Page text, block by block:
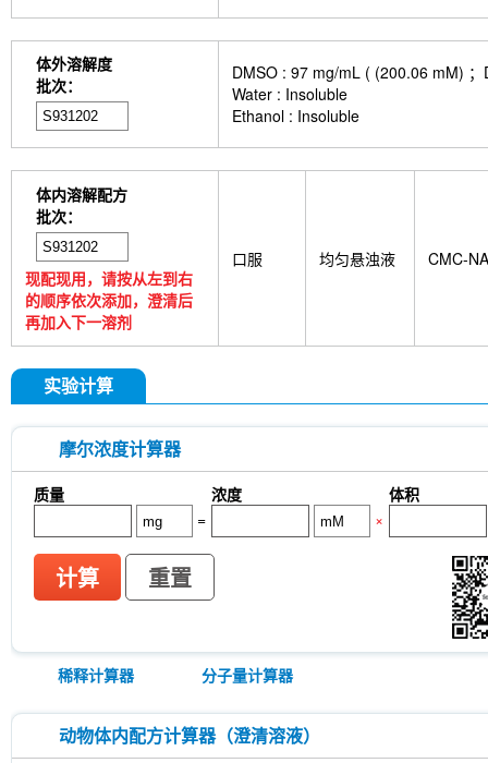
hydrochloride
ATP5A1 Rabbit Recombinant
Monocrotaline
Angelic acid
GDF15 Antibody (Rabbit mAb) [G3D13]
Khasianine Gallocatechin gallate
4-
Isoscopoletin
Isobavachin
Isopimpinellin
D-Fructose
Boswellic acid
diphosphate trisodium salt octahydrate
(Docosahexaenoic Acid)
AGI 1067
0294885
P7C3-A20 IPTG PZ-2891
Sodium citrate dihydrate
butyl-N-(4-hydroxybutyl) nitrosamine
Pristane
Ginsenoside Rg3
Phellodendron amurense
bidentata root Extract
MRTX0902 BZ1
D-
(Viscosity:100000mPa.s)
Ovalbumin (257-264)
(Anti-LRRC15 / LIB)
ISA-2011B
Anti-mouse Ly6G/Ly6C (Gr-1)-InVivo
UNC
Immunoglobulin Light Chain-InVivo
NeuN
p27 Kip1
Clathrin Heavy
Cytokeratin 17 Antibody (Rabbit mAb) [F13F16]
NDUFB8 Antibody (Rabbit mAb) [B17D6]
[G24G18]
X5050
ITCH Antibody (Rabbit
Junctional Adhesion Molecule 1/JAM-A Antibody
mAb) [E19P8]
COUP-TFII Antibody (Rabbit
体外溶解度
批次：
DMSO : 97 mg/mL ( (200.06 mM)
Water : Insoluble
Ethanol : Insoluble
体内溶解配方
批次：
现配现用，请按从左到右
的顺序依次添加，澄清后
再加入下一溶剂
口服 均匀悬浊液 CMC-NA
实验计算
摩尔浓度计算器
质量 浓度
体积
=
×
计算 重置
稀释计算器 分子量计算器
动物体内配方计算器（澄清溶液）